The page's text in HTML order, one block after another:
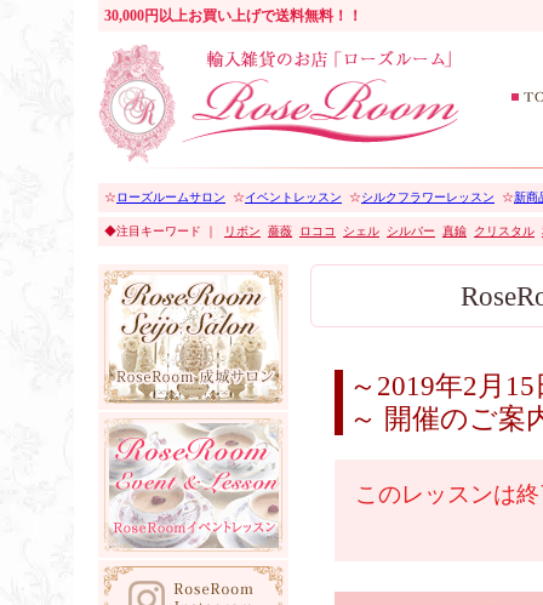
30,000円以上お買い上げで送料無料！！
☆ローズルームサロン ☆イベントレッスン ☆シルクフラワーレッスン ☆新商
◆注目キーワード ｜ リボン 薔薇 ロココ シェル シルバー 真鍮 クリスタル
～2019年2月
～ 開催のご案
このレッスンは